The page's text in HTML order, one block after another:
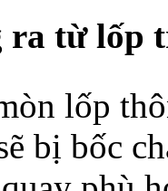
ra từ lốp
lốp
bị bốc